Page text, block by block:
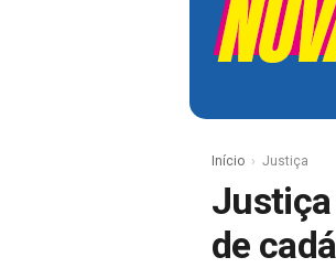
Início Justiça
de